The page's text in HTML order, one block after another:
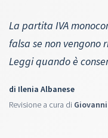
La partita IVA
falsa se non vengono
Leggi quando è
di Ilenia Albanese
Revisione a cura di